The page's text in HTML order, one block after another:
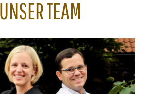
UNSER TEAM